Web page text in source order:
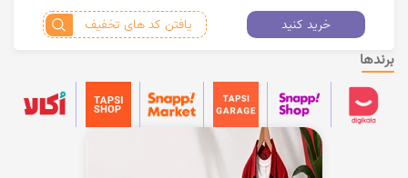
خرید کنید یافتن کد های تخفیف
برندها